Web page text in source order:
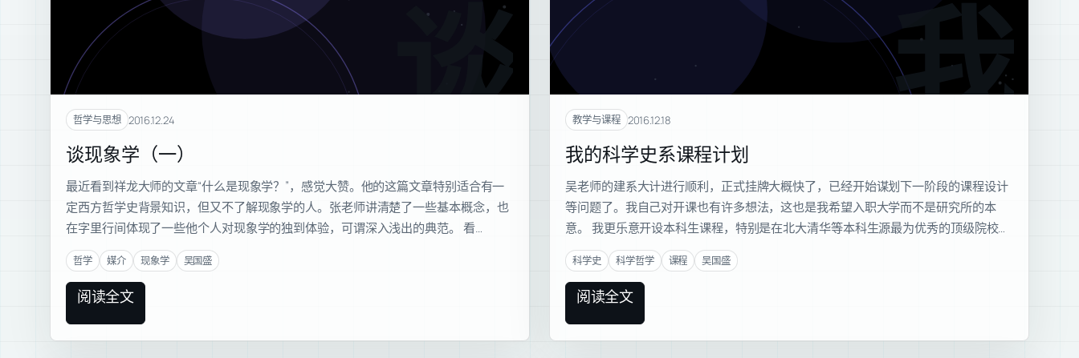
谈现
哲学与思想 2016.12.24
谈现象学（一）
最近看到祥龙大师的文章“什么是现象学？”，感觉大赞。他的这篇文章特别适合有一
定西方哲学史背景知识，但又不了解现象学的人。张老师讲清楚了一些基本概念，也
在字里行间体现了一些他个人对现象学的独到体验，可谓深入浅出的典范。 看…
哲学 媒介 现象学 吴国盛
阅读全文
我的
教学与课程 2016.12.18
我的科学史系课程计划
吴老师的建系大计进行顺利，正式挂牌大概快了，已经开始谋划下一阶段的课程设计
等问题了。我自己对开课也有许多想法，这也是我希望入职大学而不是研究所的本
意。 我更乐意开设本科生课程，特别是在北大清华等本科生源最为优秀的顶级院校…
科学史 科学哲学 课程 吴国盛
阅读全文